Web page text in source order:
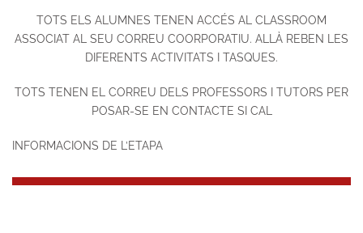
TOTS ELS ALUMNES TENEN ACCÉS AL CLASSROOM
ASSOCIAT AL SEU CORREU COORPORATIU. ALLÀ REBEN LES
DIFERENTS ACTIVITATS I TASQUES.
TOTS TENEN EL CORREU DELS PROFESSORS I TUTORS PER
POSAR-SE EN CONTACTE SI CAL
INFORMACIONS DE L’ETAPA